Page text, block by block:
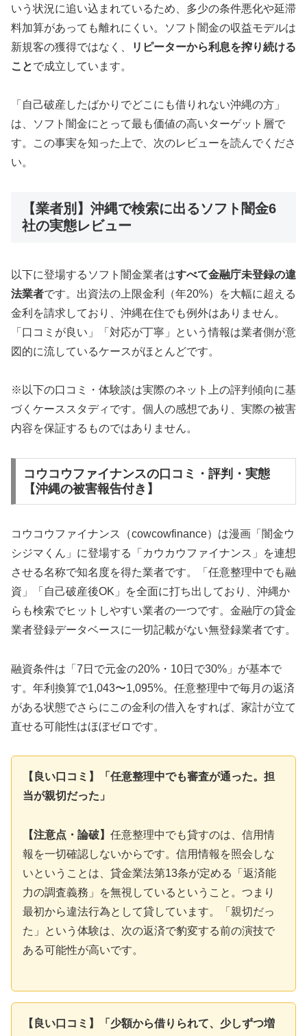
いう状況に追い込まれているため、多少の条件悪化や延滞
料加算があっても離れにくい。ソフト闇金の収益モデルは
新規客の獲得ではなく、
リピーターから利息を搾り続ける
ことで成立しています。
「自己破産したばかりでどこにも借りれない沖縄の方」
は、ソフト闇金にとって最も価値の高いターゲット層で
す。この事実を知った上で、次のレビューを読んでくださ
い。
【業者別】沖縄で検索に出るソフト闇金6
社の実態レビュー
以下に登場するソフト闇金業者はすべて金融庁未登録の違
法業者です。出資法の上限金利（年20%）を大幅に超える
金利を請求しており、沖縄在住でも例外はありません。
「口コミが良い」「対応が丁寧」という情報は業者側が意
図的に流しているケースがほとんどです。
※以下の口コミ・体験談は実際のネット上の評判傾向に基
づくケーススタディです。個人の感想であり、実際の被害
内容を保証するものではありません。
コウコウファイナンスの口コミ・評判・実態
【沖縄の被害報告付き】
コウコウファイナンス（cowcowfinance）は漫画「闇金ウ
シジマくん」に登場する「カウカウファイナンス」を連想
させる名称で知名度を得た業者です。「任意整理中でも融
資」「自己破産後OK」を全面に打ち出しており、沖縄か
らも検索でヒットしやすい業者の一つです。金融庁の貸金
業者登録データベースに一切記載がない無登録業者です。
融資条件は「7日で元金の20%・10日で30%」が基本で
す。年利換算で1,043〜1,095%。任意整理中で毎月の返済
がある状態でさらにこの金利の借入をすれば、家計が立て
直せる可能性はほぼゼロです。
【良い口コミ】「任意整理中でも審査が通った。担
当が親切だった」
【注意点・論破】 任意整理中でも貸すのは、信用情
報を一切確認しないからです。信用情報を照会しな
いということは、貸金業法第13条が定める「返済能
力の調査義務」を無視しているということ。つまり
最初から違法行為として貸しています。「親切だっ
た」という体験は、次の返済で豹変する前の演技で
ある可能性が高いです。
【良い口コミ】「少額から借りられて、少しずつ増